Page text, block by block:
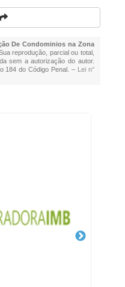
De Condominios na Zona
reprodução, parcial ou total,
sem a autorização do autor.
184 do Código Penal. – Lei n°